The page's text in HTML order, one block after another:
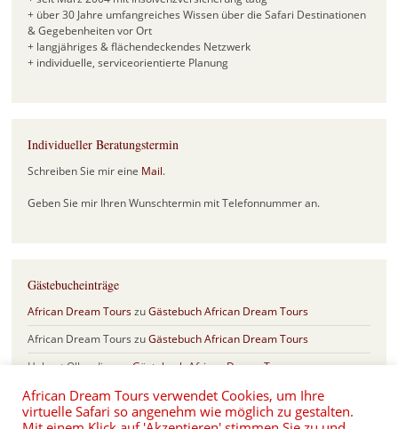
+ über 30 Jahre umfangreiches Wissen über die Safari Destinationen
& Gegebenheiten vor Ort
+ langjähriges & flächendeckendes Netzwerk
+ individuelle, serviceorientierte Planung
Individueller Beratungstermin
Schreiben Sie mir eine Mail.
Geben Sie mir Ihren Wunschtermin mit Telefonnummer an.
Gästebucheinträge
African Dream TourszuGästebuch African Dream Tours
African Dream Tours zuGästebuch African Dream Tours
Helmut OlberdingzuGästebuch African Dream Tours
Sabine & FrankzuGästebuch African Dream Tours
Eva und Hartmut SchönfeldzuSafari Jubiläum mit 17 Jahren African
African Dream Tours verwendet Cookies, um Ihre
virtuelle Safari so angenehm wie möglich zu gestalten.